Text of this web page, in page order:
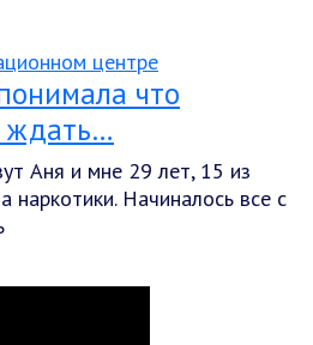
что
ждать…
Аня и мне 29 лет, 15 из
наркотики. Начиналось все с